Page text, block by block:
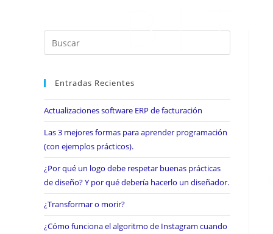
Entradas Recientes
Actualizaciones software ERP de facturación
Las 3 mejores formas para aprender programación
(con ejemplos prácticos).
¿Por qué un logo debe respetar buenas prácticas
de diseño? Y por qué debería hacerlo un diseñador.
¿Transformar o morir?
¿Cómo funciona el algoritmo de Instagram cuando